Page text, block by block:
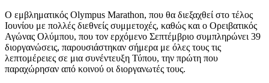
Ο εμβληματικός Olympus Marathon, που θα διεξαχθεί στο τέλος
Ιουνίου με πολλές διεθνείς συμμετοχές, καθώς και ο Ορειβατικός
Αγώνας Ολύμπου, που τον ερχόμενο Σεπτέμβριο συμπληρώνει 39
διοργανώσεις, παρουσιάστηκαν σήμερα με όλες τους τις
λεπτομέρειες σε μια συνέντευξη Τύπου, την πρώτη που
παραχώρησαν από κοινού οι διοργανωτές τους.